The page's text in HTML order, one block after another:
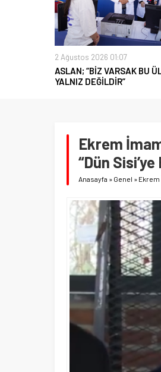
2 Ağustos 2026 01:07
ASLAN; “BİZ VARSAK BU
YALNIZ DEĞİLDİR”
Ekrem
“Dün
Anasayfa » Genel » Ekrem